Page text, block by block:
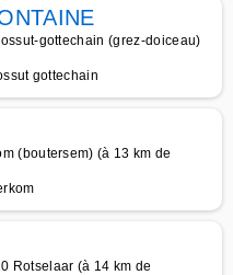
gottechain (grez-doiceau)
gottechain
(boutersem) (à 13 km de
Rotselaar (à 14 km de